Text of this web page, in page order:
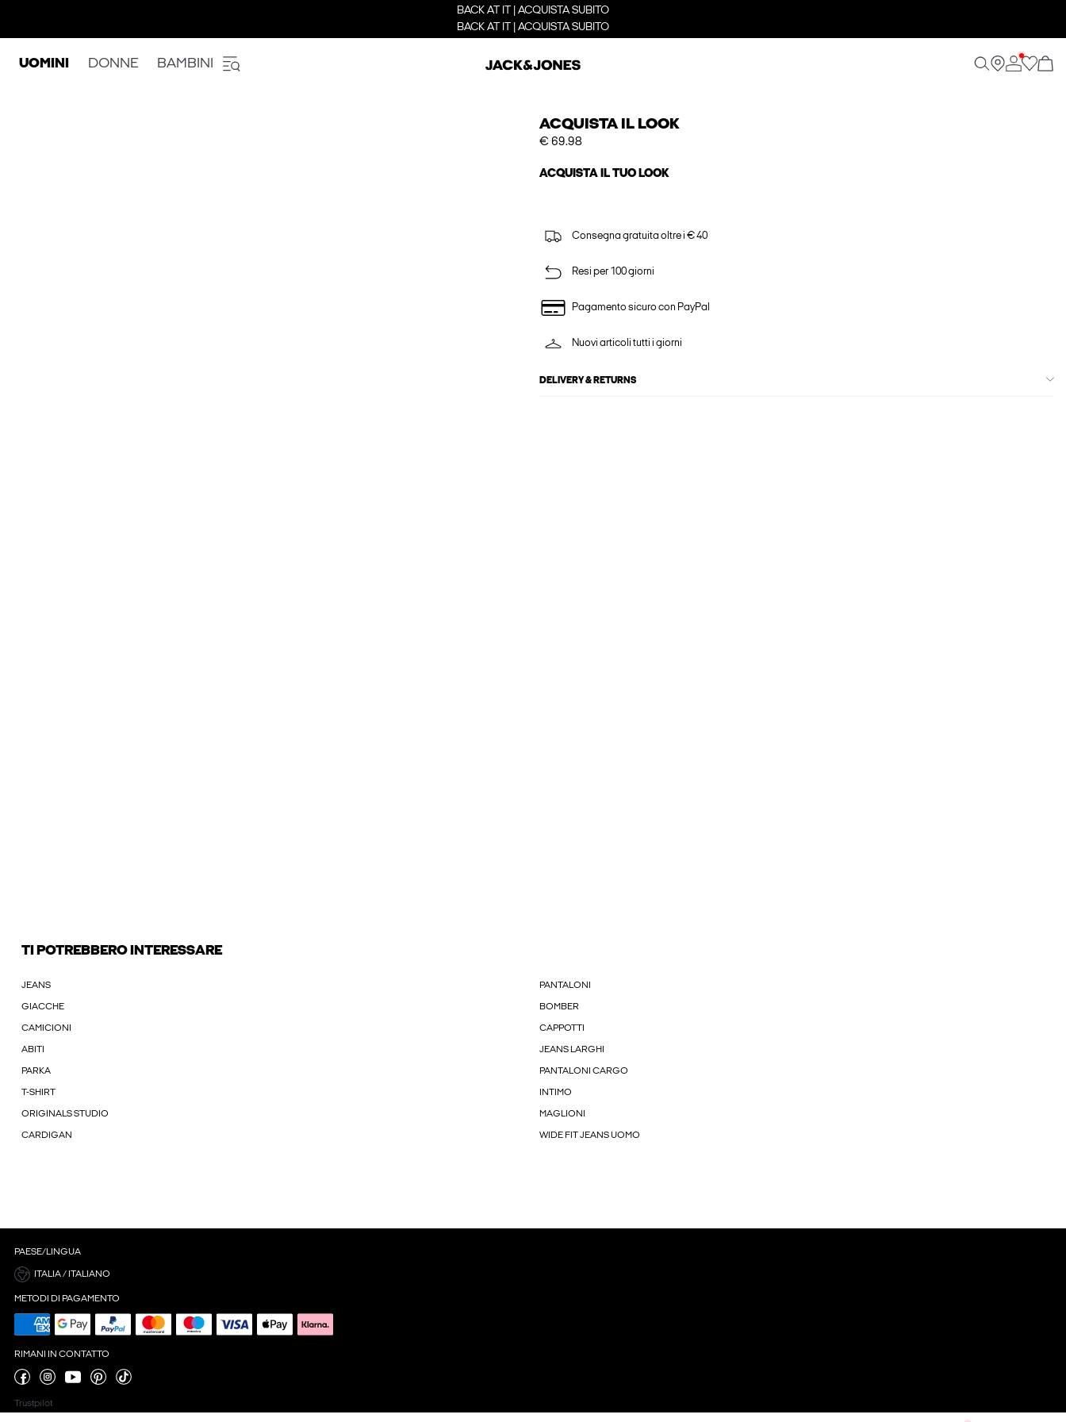
BACK AT IT | ACQUISTA SUBITO
BACK AT IT | ACQUISTA SUBITO
UOMINI DONNE BAMBINI
ACQUISTA IL LOOK
€ 69.98
ACQUISTA IL TUO LOOK
Consegna gratuita oltre i € 40
Resi per 100 giorni
Pagamento sicuro con PayPal
Nuovi articoli tutti i giorni
DELIVERY & RETURNS
TI POTREBBERO INTERESSARE
JEANS PANTALONI
GIACCHE BOMBER
CAMICIONI CAPPOTTI
ABITI JEANS LARGHI
PARKA PANTALONI CARGO
T-SHIRT INTIMO
ORIGINALS STUDIO MAGLIONI
CARDIGAN WIDE FIT JEANS UOMO
PAESE/LINGUA
ITALIA / ITALIANO
METODI DI PAGAMENTO
RIMANI IN CONTATTO
Trustpilot